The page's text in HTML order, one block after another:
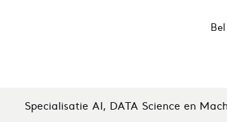
Specialisatie AI, DATA Science en